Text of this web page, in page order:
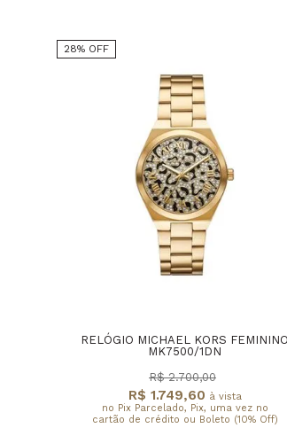
28% OFF
RELÓGIO MICHAEL KORS FEMININO
MK7500/1DN
R$ 1.749,60 à vista
no Pix Parcelado, Pix, uma vez no
cartão de crédito ou Boleto (10% Off)
R$ 2.700,00